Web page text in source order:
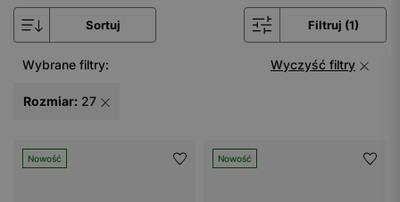
Sortuj Filtruj (1)
Wybrane filtry: Wyczyść filtry
Rozmiar: 27
Nowość Nowość